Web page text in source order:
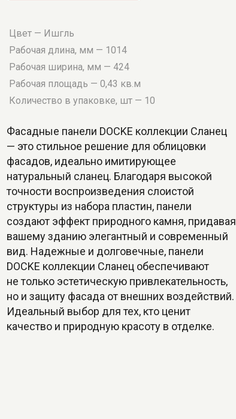
Цвет — Ишгль
Рабочая длина, мм — 1014
Рабочая ширина, мм — 424
Рабочая площадь — 0,43 кв.м
Количество в упаковке, шт — 10
Фасадные панели DOCKE коллекции Сланец
— это стильное решение для облицовки
фасадов, идеально имитирующее
натуральный сланец. Благодаря высокой
точности воспроизведения слоистой
структуры из набора пластин, панели
создают эффект природного камня, придавая
вашему зданию элегантный и современный
вид. Надежные и долговечные, панели
DOCKE коллекции Сланец обеспечивают
не только эстетическую привлекательность,
но и защиту фасада от внешних воздействий.
Идеальный выбор для тех, кто ценит
качество и природную красоту в отделке.